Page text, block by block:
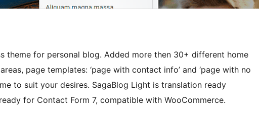
theme for personal blog. Added more then 30+ different home
page templates: ‘page with contact info’ and ‘page with no
to suit your desires. SagaBlog Light is translation ready
for Contact Form 7, compatible with WooCommerce.